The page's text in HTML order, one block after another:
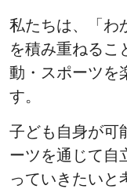
私たちは、「わ
を積み重ねるこ
動・スポーツを
す。
子ども自身が可
ーツを通じて自
っていきたいと